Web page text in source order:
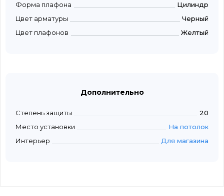
Форма плафона
Цилиндр
Цвет арматуры
Черный
Цвет плафонов
Желтый
Дополнительно
Степень защиты
20
Место установки
На потолок
Интерьер
Для магазина